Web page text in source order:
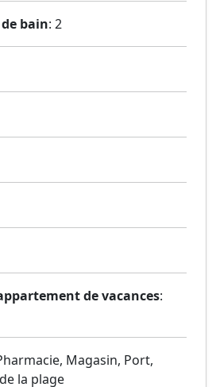
bain: 2
de vacances:
Magasin, Port,
la plage